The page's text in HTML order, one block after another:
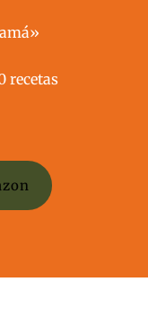
recetas